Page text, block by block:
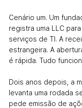
Cenário um. Um
registra uma LLC
serviços de TI. A
estrangeira. A
é rápida. Tudo
Dois anos depois, a
levanta uma rodada
pede emissão de